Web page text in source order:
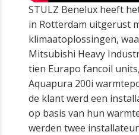
STULZ Benelux heeft
in Rotterdam uitgerust
klimaatoplossingen,
Mitsubishi Heavy
tien Eurapo fancoil
Aquapura 200i
de klant werd een
op basis van hun
werden twee